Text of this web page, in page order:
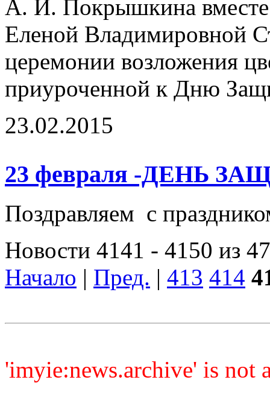
А. И. Покрышкина вместе
Еленой Владимировной
церемонии возложения
приуроченной к Дню
23.02.2015
23 февраля -ДЕНЬ
Поздравляем с
Новости 4141 - 4150 из
Начало | Пред. | 413 414
'imyie:news.archive' is not